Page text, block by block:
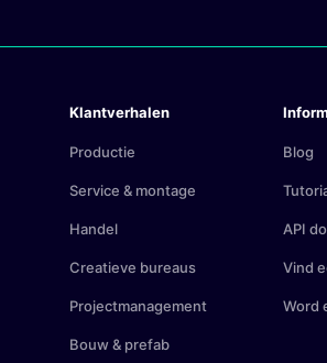
Klantverhalen
Productie
Service & montage
Handel
Creatieve bureaus
Projectmanagement
Bouw & prefab
Blog
API
Vind
Word